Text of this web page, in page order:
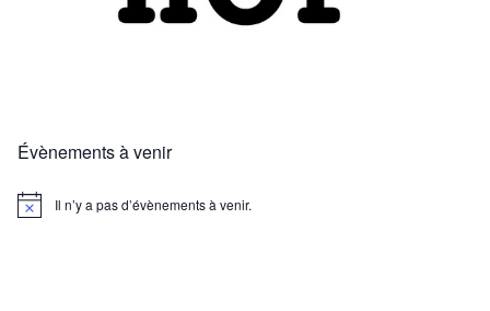
Évènements à venir
N
Il n’y a pas d’évènements à venir.